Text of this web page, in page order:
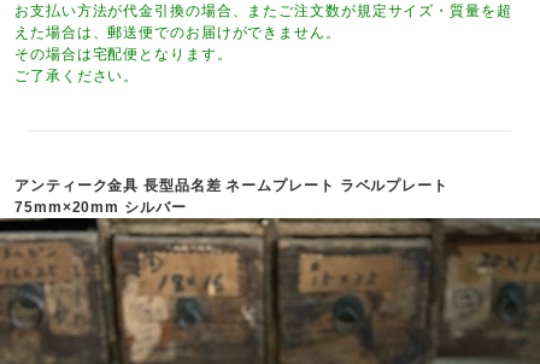
お支払い方法が代金引換の場合、またご注文数が規定サイズ・質量を超
えた場合は、郵送便でのお届けができません。
その場合は宅配便となります。
ご了承ください。
アンティーク金具 長型品名差 ネームプレート ラベルプレート
75mm×20mm シルバー